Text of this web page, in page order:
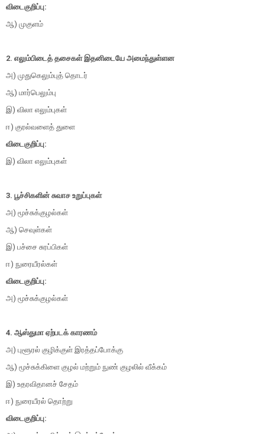
விடைகுறிப்பு:
ஆ) முகுளம்
2. எலும்பிடைத் தசைகள் இதனிடையே அமைந்துள்ளன
அ) முதுகெலும்புத் தொடர்
ஆ) மார்பெலும்பு
இ) விலா எலும்புகள்
ஈ) குரல்வளைத் துளை
விடைகுறிப்பு:
இ) விலா எலும்புகள்
3. பூச்சிகளின் சுவாச உறுப்புகள்
அ) மூச்சுக்குழல்கள்
ஆ) செவுள்கள்
இ) பச்சை சுரப்பிகள்
ஈ) நுரையீரல்கள்
விடைகுறிப்பு:
அ) மூச்சுக்குழல்கள்
4. ஆஸ்துமா ஏற்படக் காரணம்
அ) புளூரல் குழிக்குள் இரத்தப்போக்கு
ஆ) மூச்சுக்கிளை குழல் மற்றும் நுண் குழலில் வீக்கம்
இ) உதரவிதானச் சேதம்
ஈ) நுரையீரல் தொற்று
விடைகுறிப்பு: